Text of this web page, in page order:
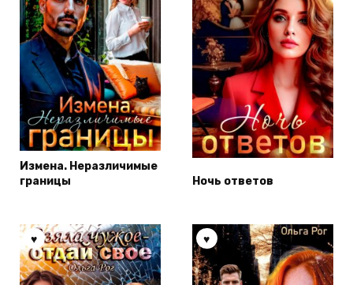
Измена. Неразличимые
границы
Ночь ответов